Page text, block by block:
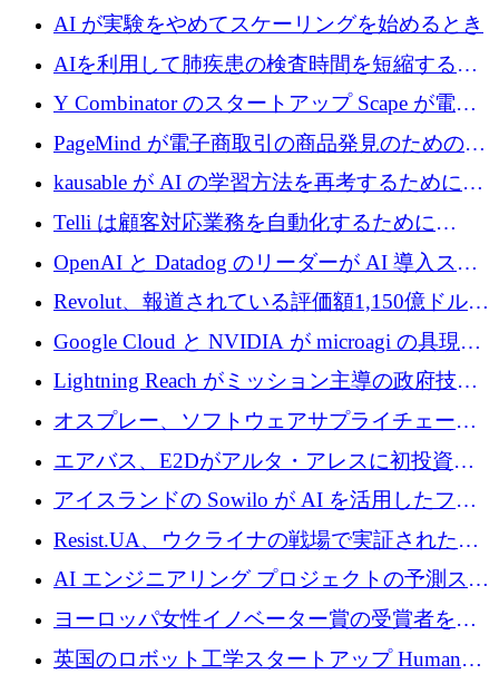
代わりにプリプロダクションに賭けました
AI が実験をやめてスケーリングを始めるとき
AIを利用して肺疾患の検査時間を短縮する英
国のヘルステック挑戦者が1900万ドルを獲得
Y Combinator のスタートアップ Scape が電子
メールを再考するために 320 万ドルを調達し
てステルスから浮上
PageMind が電子商取引の商品発見のための
AI を拡張するために 120 万ユーロを調達
kausable が AI の学習方法を再考するために
1,200 万ユーロを調達
Telli は顧客対応業務を自動化するために
1,500 万ドルのシードを確保
OpenAI と Datadog のリーダーが AI 導入スタ
ートアップ Arrakis を支援
Revolut、報道されている評価額1,150億ドルで
の新たな二次株式売却を確認
Google Cloud と NVIDIA が microagi の具現化
された AI の野望を推進
Lightning Reach がミッション主導の政府技術
グループとしてポートフォリオを拡大し ETG
に買収
オスプレー、ソフトウェアサプライチェーン
攻撃を阻止するために265万ドルを確保
エアバス、E2Dがアルタ・アレスに初投資、
欧州防衛技術ファンドに5億ユーロを拠出
アイスランドの Sowilo が AI を活用したファ
ッション製品インテリジェンス プラットフォ
ームを拡大するためにプレシードを調達
Resist.UA、ウクライナの戦場で実証された防
衛技術を拡大するために5,000万ユーロの欧州
基金を立ち上げる
AI エンジニアリング プロジェクトの予測スタ
ートアップ Cascade が a16z アクセラレータか
らの支援を獲得
ヨーロッパ女性イノベーター賞の受賞者を紹
介します
英国のロボット工学スタートアップ Humanoid